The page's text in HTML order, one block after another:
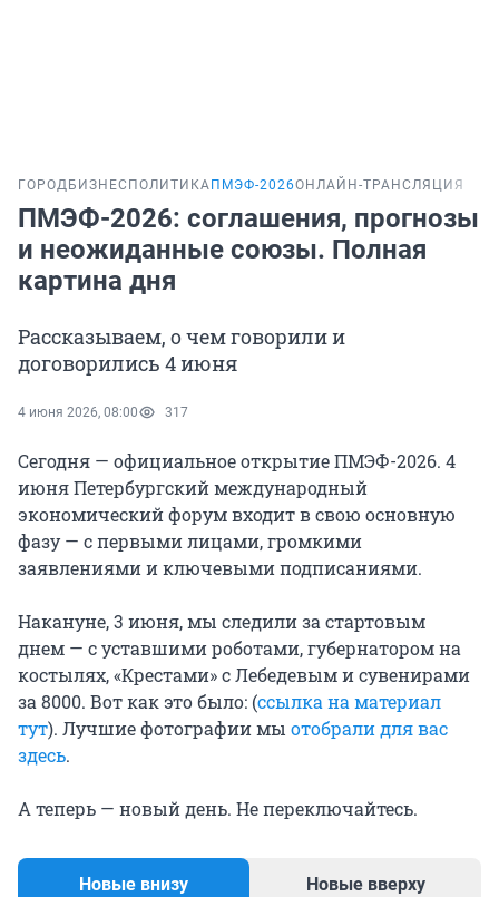
ГОРОД БИЗНЕС ПОЛИТИКА ПМЭФ-2026ОНЛАЙН-ТРАНСЛЯЦИЯ
ПМЭФ-2026: соглашения, прогнозы
и неожиданные союзы. Полная
картина дня
Рассказываем, о чем говорили и
договорились 4 июня
4 июня 2026, 08:00 317
Сегодня — официальное открытие ПМЭФ-2026. 4
июня Петербургский международный
экономический форум входит в свою основную
фазу — с первыми лицами, громкими
заявлениями и ключевыми подписаниями.
Накануне, 3 июня, мы следили за стартовым
днем — с уставшими роботами, губернатором на
костылях, «Крестами» с Лебедевым и сувенирами
за 8000. Вот как это было: (ссылка на материал
тут). Лучшие фотографии мы отобрали для вас
здесь.
А теперь — новый день. Не переключайтесь.
Новые внизу Новые вверху